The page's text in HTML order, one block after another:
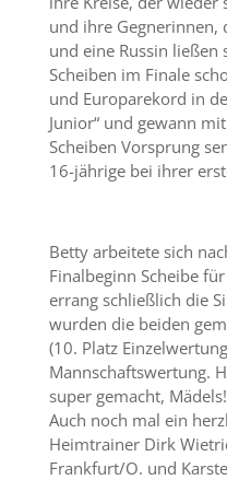
und ihre
und eine Russin ließen
Scheiben im Finale
und Europarekord in
Junior“ und gewann
Scheiben Vorsprung
16-jährige bei ihrer
Betty arbeitete sich
Finalbeginn Scheibe
errang schließlich die
wurden die beiden
(10. Platz
Mannschaftswertung.
super gemacht, Mädels!
Auch noch mal ein
Heimtrainer Dirk
Frankfurt/O. und